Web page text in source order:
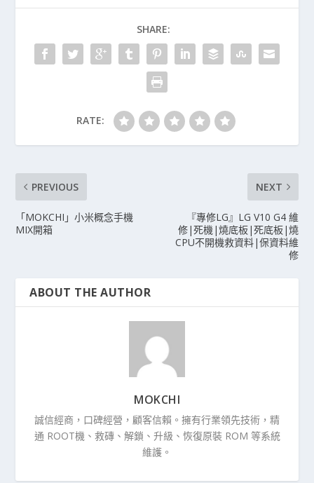
SHARE:
RATE:
PREVIOUS
「MOKCHI」小米概念手機
MIX開箱
NEXT
『專修LG』LG V10 G4 維
修|死機|燒底板|死底板|燒
CPU不開機救資料|保資料維
修
ABOUT THE AUTHOR
MOKCHI
誠信經商，口碑經營，顧客信賴。擁有行業領先技術，精
通 ROOT機、救磚、解鎖、升級、恢復原裝 ROM 等系統
維護。